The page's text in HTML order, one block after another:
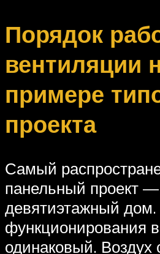
Порядок
вентиляции
примере
проекта
Самый
панельный проект —
девятиэтажный
функционирования
одинаковый. Воздух